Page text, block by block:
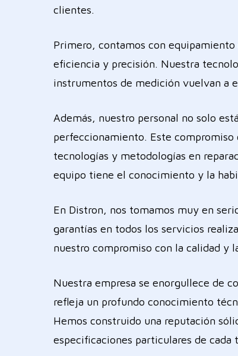
clientes.
Primero, contamos con
eficiencia y precisión. Nuestra
instrumentos de medición vuelvan a
Además, nuestro personal no solo
perfeccionamiento. Este
tecnologías y metodologías en
equipo tiene el conocimiento y la
En Distron, nos tomamos muy en
garantías en todos los servicios
nuestro compromiso con la calidad y
Nuestra empresa se enorgullece de
refleja un profundo conocimiento
Hemos construido una reputación
especificaciones particulares de cada